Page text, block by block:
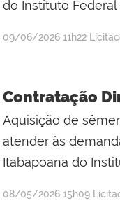
do Instituto
por
Mineiro
publicado
09/06/2026 11h22
Contratação
Aquisição de
atender às
Itabapoana do
por
publicado
08/05/2026 15h09